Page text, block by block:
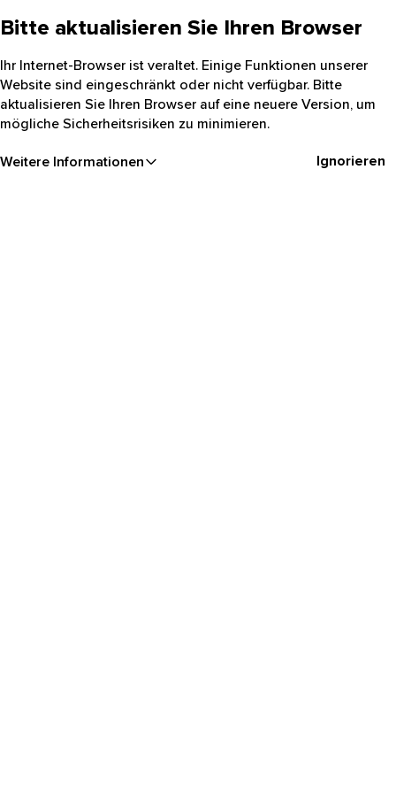
Bitte aktualisieren Sie Ihren Browser
Ihr Internet-Browser ist veraltet. Einige Funktionen unserer
Website sind eingeschränkt oder nicht verfügbar. Bitte
aktualisieren Sie Ihren Browser auf eine neuere Version, um
mögliche Sicherheitsrisiken zu minimieren.
Weitere Informationen Ignorieren